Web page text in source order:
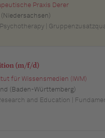
Praxis Derer
|
(m/f/d)
für Wissensmedien (IWM)
(Baden-Württemberg)
and Education |